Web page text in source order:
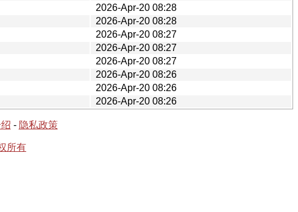
2026-Apr-20 08:28
2026-Apr-20 08:28
2026-Apr-20 08:27
2026-Apr-20 08:27
2026-Apr-20 08:27
2026-Apr-20 08:26
2026-Apr-20 08:26
2026-Apr-20 08:26
- 隐私政策
所有